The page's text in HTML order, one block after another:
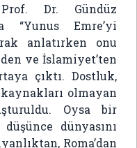
Dr. Gündüz
“Yunus Emre’yi
anlatırken onu
ve İslamiyet’ten
çıktı. Dostluk,
olmayan
Oysa bir
dünyasını
Roma’dan